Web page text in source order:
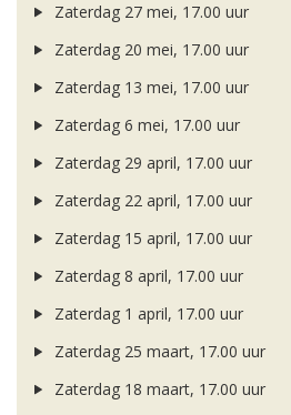
Zaterdag 27 mei, 17.00 uur
Zaterdag 20 mei, 17.00 uur
Zaterdag 13 mei, 17.00 uur
Zaterdag 6 mei, 17.00 uur
Zaterdag 29 april, 17.00 uur
Zaterdag 22 april, 17.00 uur
Zaterdag 15 april, 17.00 uur
Zaterdag 8 april, 17.00 uur
Zaterdag 1 april, 17.00 uur
Zaterdag 25 maart, 17.00 uur
Zaterdag 18 maart, 17.00 uur